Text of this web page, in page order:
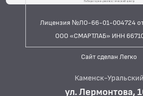
Лицензия №ЛО-66-01-004724
ООО «СМАРТЛАБ» ИНН
Сайт сделан Легко
Каменск-Уральский
ул. Лермонтова,